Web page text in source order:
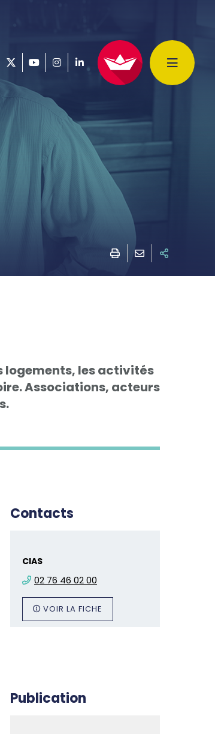
logements, les activités
Associations, acteurs
Contacts
CIAS
02 76 46 02 00
VOIR LA FICHE
Publication